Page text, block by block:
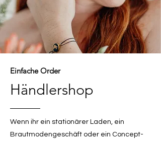
Einfache Order
Händlershop
Wenn ihr ein stationärer Laden, ein
Brautmodengeschäft oder ein Concept-